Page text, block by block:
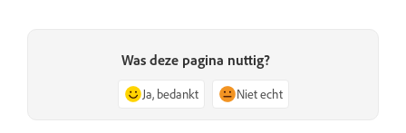
Was deze pagina nuttig?
Ja, bedankt Niet echt